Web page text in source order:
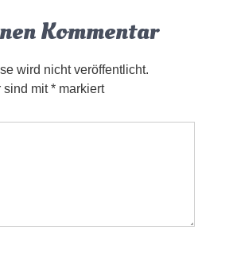
Kommentar
wird nicht veröffentlicht.
sind mit* markiert